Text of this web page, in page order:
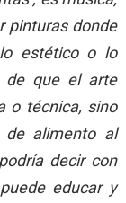
pinturas donde
estético o lo
de que el arte
o técnica, sino
de alimento al
decir con
educar y